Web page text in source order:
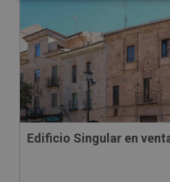
Edificio Singular en venta